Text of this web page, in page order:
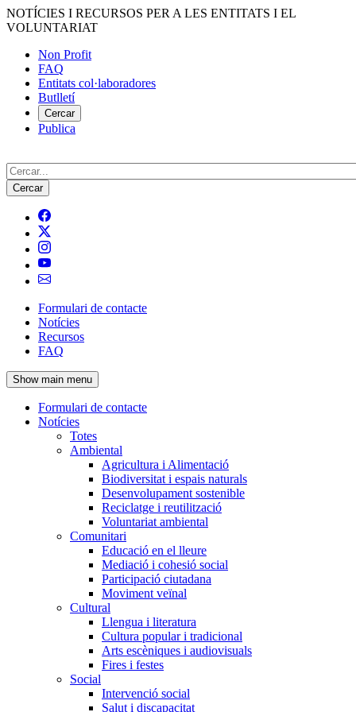
Vés
al
NOTÍCIES I RECURSOS PER A LES ENTITATS I EL
VOLUNTARIAT
Menú
del
compte
d'usuari
Non Profit
FAQ
Entitats col·laboradores
Butlletí
Cercar
Publica
Cerca
Navegació
principal
de
l'encapçalament
Formulari de contacte
Notícies
Recursos
FAQ
Show main menu
Navegació
principal
Formulari de contacte
Notícies
Totes
Ambiental
Agricultura i Alimentació
Biodiversitat i espais naturals
Desenvolupament sostenible
Reciclatge i reutilització
Voluntariat ambiental
Comunitari
Educació en el lleure
Mediació i cohesió social
Participació ciutadana
Moviment veïnal
Cultural
Llengua i literatura
Cultura popular i tradicional
Arts escèniques i audiovisuals
Fires i festes
Social
Intervenció social
Salut i discapacitat